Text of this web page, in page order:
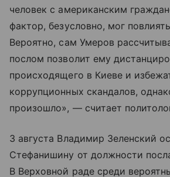
человек с американским
фактор, безусловно, мог
Вероятно, сам Умеров
послом позволит ему
происходящего в Киеве и
коррупционных скандалов,
произошло», — считает
3 августа Владимир Зеленский
Стефанишину от должности
В Верховной раде среди